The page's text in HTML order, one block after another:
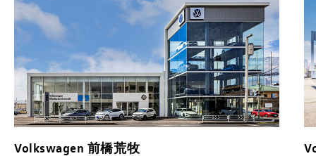
Volkswagen 前橋荒牧